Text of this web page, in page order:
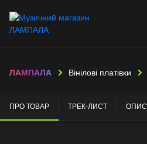
ЛАМПАЛА Вінілові платівки
ПРО ТОВАР ТРЕК-ЛИСТ ОПИС